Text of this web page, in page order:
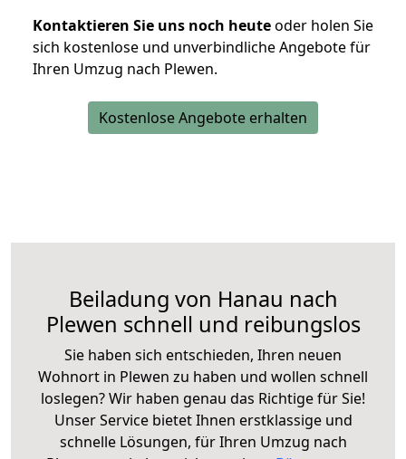
Kontaktieren Sie uns noch heuteoder holen Sie
sich kostenlose und unverbindliche Angebote für
Ihren Umzug nach Plewen.
Kostenlose Angebote erhalten
Beiladung von Hanau nach
Plewen schnell und reibungslos
Sie haben sich entschieden, Ihren neuen
Wohnort in Plewen zu haben und wollen schnell
loslegen? Wir haben genau das Richtige für Sie!
Unser Service bietet Ihnen erstklassige und
schnelle Lösungen, für Ihren Umzug nach